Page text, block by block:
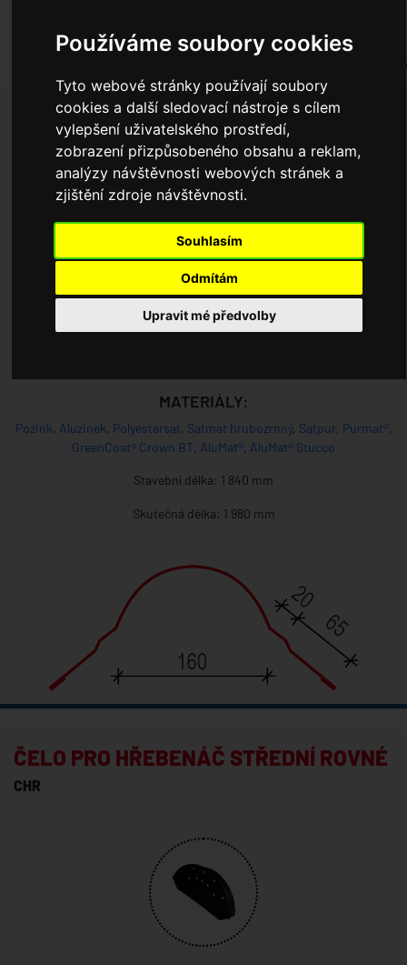
Používáme soubory cookies
Tyto webové stránky používají soubory
cookies a další sledovací nástroje s cílem
vylepšení uživatelského prostředí,
zobrazení přizpůsobeného obsahu a reklam,
analýzy návštěvnosti webových stránek a
zjištění zdroje návštěvnosti.
Souhlasím
Odmítám
Upravit mé předvolby
plechy
Bonus
Klempířské výrobky
HŘEBENÁČ STŘEDNÍ
MATERIÁLY:
Pozink Aluzinek Polyestersat Satmat hrubozrnný, Satpur, Purmat®,
GreenCoat® Crown BT AluMat® AluMat® Stucco
Stavební délka: 1 840 mm
Skutečná délka: 1 980 mm
ČELO PRO HŘEBENÁČ STŘEDNÍ ROVNÉ
CHR